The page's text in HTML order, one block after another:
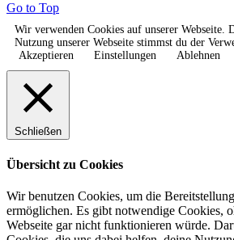
Go to Top
Wir verwenden Cookies auf unserer Webseite.
Nutzung unserer Webseite stimmst du der
Akzeptieren
Einstellungen Ablehnen
Schließen
Übersicht zu Cookies
Wir benutzen Cookies, um die
ermöglichen. Es gibt notwendige Cookies,
Webseite gar nicht funktionieren würde.